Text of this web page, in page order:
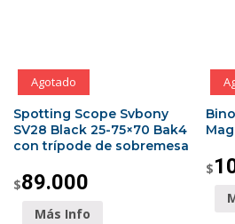
Agotado
Spotting Scope Svbony
SV28 Black 25-75×70 Bak4
con trípode de sobremesa
$89.000
Más Info
$